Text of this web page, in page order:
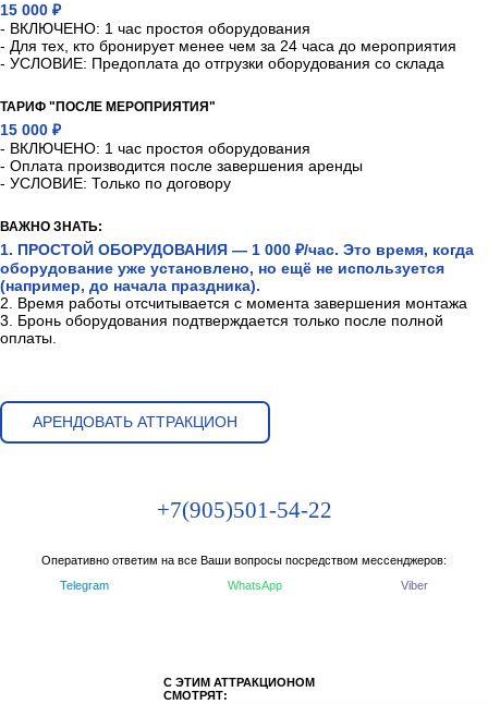
15 000 ₽
- ВКЛЮЧЕНО: 1 час простоя оборудования
- Для тех, кто бронирует менее чем за 24 часа до мероприятия
- УСЛОВИЕ: Предоплата до отгрузки оборудования со склада
ТАРИФ "ПОСЛЕ МЕРОПРИЯТИЯ"
15 000 ₽
- ВКЛЮЧЕНО: 1 час простоя оборудования
- Оплата производится после завершения аренды
- УСЛОВИЕ: Только по договору
ВАЖНО ЗНАТЬ:
1. ПРОСТОЙ ОБОРУДОВАНИЯ — 1 000 ₽/час. Это время, когда
оборудование уже установлено, но ещё не используется
(например, до начала праздника).
2. Время работы отсчитывается с момента завершения монтажа
3. Бронь оборудования подтверждается только после полной
оплаты.
АРЕНДОВАТЬ АТТРАКЦИОН
+7(905)501-54-22
Оперативно ответим на все Ваши вопросы посредством мессенджеров:
Telegram
WhatsApp Viber
С ЭТИМ АТТРАКЦИОНОМ
СМОТРЯТ: